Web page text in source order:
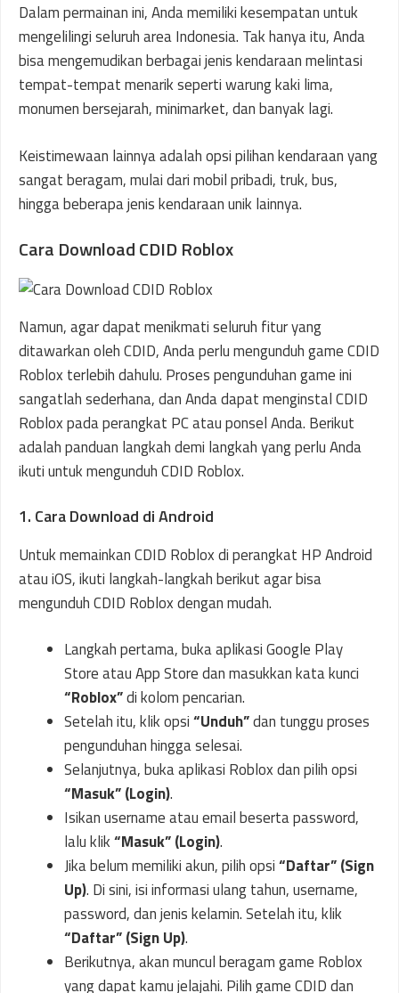
Dalam permainan ini, Anda memiliki kesempatan untuk
mengelilingi seluruh area Indonesia. Tak hanya itu, Anda
bisa mengemudikan berbagai jenis kendaraan melintasi
tempat-tempat menarik seperti warung kaki lima,
monumen bersejarah, minimarket, dan banyak lagi.
Keistimewaan lainnya adalah opsi pilihan kendaraan yang
sangat beragam, mulai dari mobil pribadi, truk, bus,
hingga beberapa jenis kendaraan unik lainnya.
Cara Download CDID Roblox
Namun, agar dapat menikmati seluruh fitur yang
ditawarkan oleh CDID, Anda perlu mengunduh game CDID
Roblox terlebih dahulu. Proses pengunduhan game ini
sangatlah sederhana, dan Anda dapat menginstal CDID
Roblox pada perangkat PC atau ponsel Anda. Berikut
adalah panduan langkah demi langkah yang perlu Anda
ikuti untuk mengunduh CDID Roblox.
1. Cara Download di Android
Untuk memainkan CDID Roblox di perangkat HP Android
atau iOS, ikuti langkah-langkah berikut agar bisa
mengunduh CDID Roblox dengan mudah.
Langkah pertama, buka aplikasi Google Play
Store atau App Store dan masukkan kata kunci
“Roblox”di kolom pencarian.
Setelah itu, klik opsi“Unduh”dan tunggu proses
pengunduhan hingga selesai.
Selanjutnya, buka aplikasi Roblox dan pilih opsi
“Masuk” (Login).
Isikan username atau email beserta password,
lalu klik“Masuk” (Login).
Jika belum memiliki akun, pilih opsi“Daftar” (Sign
Up). Di sini, isi informasi ulang tahun, username,
password, dan jenis kelamin. Setelah itu, klik
“Daftar” (Sign Up).
Berikutnya, akan muncul beragam game Roblox
yang dapat kamu jelajahi. Pilih game CDID dan